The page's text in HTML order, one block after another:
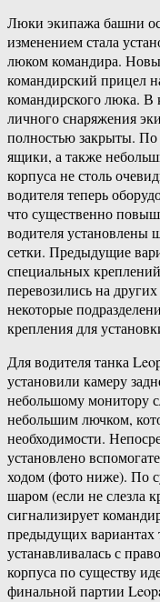
Люки экипажа башни
изменением стала
люком командира.
командирский прицел
командирского люка.
личного снаряжения
полностью закрыты. По
ящики, а также
корпуса не столь
водителя теперь
что существенно
водителя установлены
сетки. Предыдущие
специальных
перевозились на
некоторые
крепления для
Для водителя танка
установили камеру
небольшому монитору
небольшим лючком,
необходимости.
установлено
ходом (фото ниже). По
шаром (если не слезла
сигнализирует
предыдущих вариантах
устанавливалась с
корпуса по существу
финальной партии